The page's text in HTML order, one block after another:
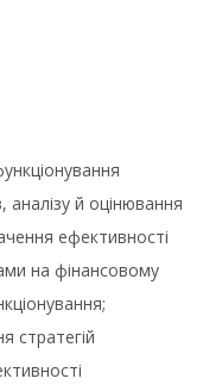
аналізу й оцінювання
ефективності
на фінансовому
стратегій